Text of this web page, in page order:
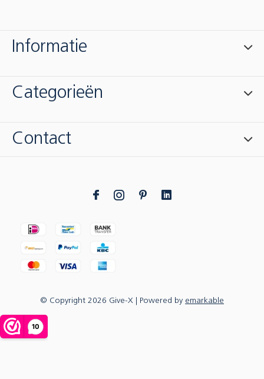
Informatie
Categorieën
Contact
© Copyright 2026 Give-X | Powered by emarkable